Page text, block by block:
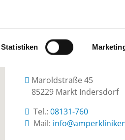
Statistiken
Maroldstraße 45
85229 Markt Indersdorf
Tel.: 08131-760
Mail: